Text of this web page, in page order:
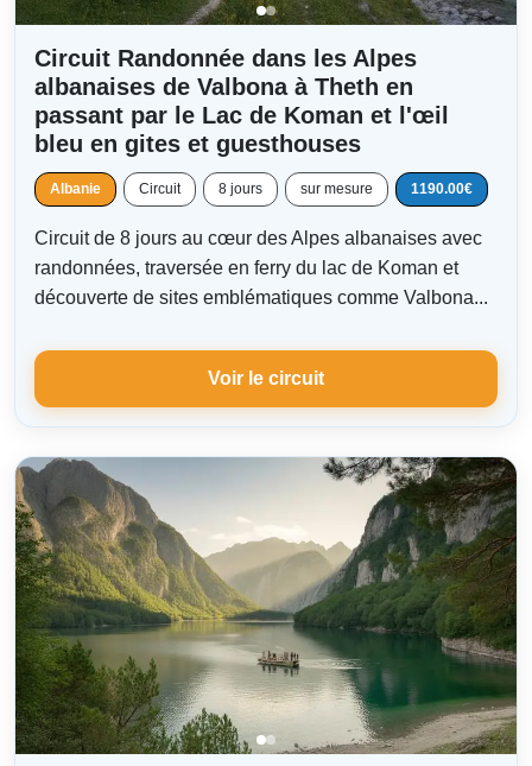
Circuit Randonnée dans les Alpes
albanaises de Valbona à Theth en
passant par le Lac de Koman et l'œil
bleu en gites et guesthouses
Albanie Circuit 8 jours sur mesure 1190.00€
Circuit de 8 jours au cœur des Alpes albanaises avec
randonnées, traversée en ferry du lac de Koman et
découverte de sites emblématiques comme Valbona...
Voir le circuit